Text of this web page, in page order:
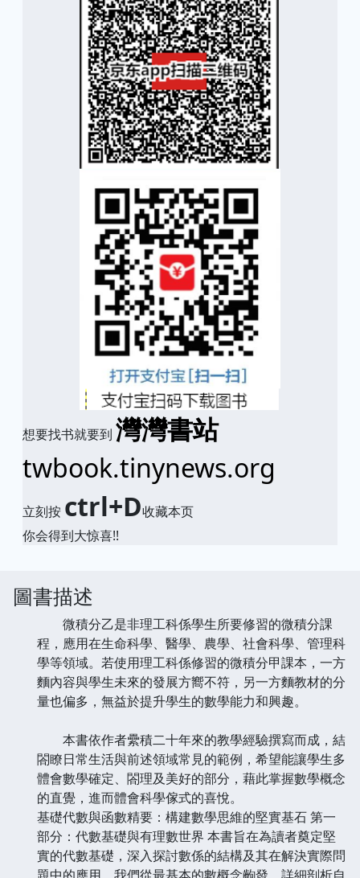
想要找书就要到 灣灣書站
twbook.tinynews.org
立刻按 ctrl+D收藏本页
你会得到大惊喜!!
圖書描述
微積分乙是非理工科係學生所要修習的微積分課
程，應用在生命科學、醫學、農學、社會科學、管理科
學等領域。若使用理工科係修習的微積分甲課本，一方
麵內容與學生未來的發展方嚮不符，另一方麵教材的分
量也偏多，無益於提升學生的數學能力和興趣。
本書依作者纍積二十年來的教學經驗撰寫而成，結
閤瞭日常生活與前述領域常見的範例，希望能讓學生多
體會數學確定、閤理及美好的部分，藉此掌握數學概念
的直覺，進而體會科學傢式的喜悅。
基礎代數與函數精要：構建數學思維的堅實基石 第一
部分：代數基礎與有理數世界 本書旨在為讀者奠定堅
實的代數基礎，深入探討數係的結構及其在解決實際問